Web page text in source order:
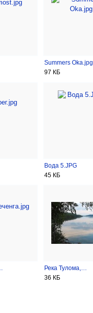
Summers Oka.jpg
97 КБ
Вода 5.JPG
45 КБ
Река Тулома,…
36 КБ